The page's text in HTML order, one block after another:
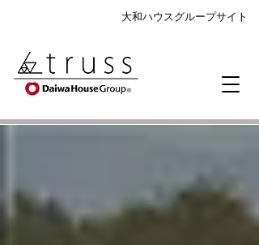
大和ハウスグループサイト